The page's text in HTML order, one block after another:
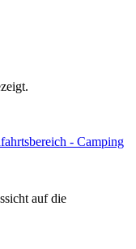
auf die